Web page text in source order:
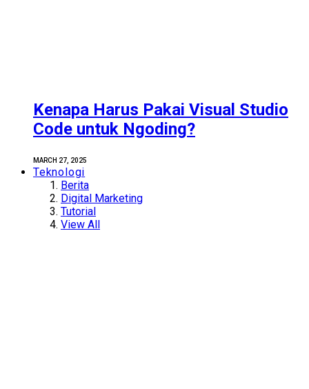
Kenapa Harus Pakai Visual Studio
Code untuk Ngoding?
MARCH 27, 2025
Teknologi
Berita
Digital Marketing
Tutorial
View All